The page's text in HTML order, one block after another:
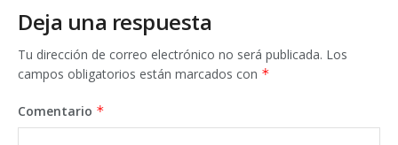
Deja una respuesta
Tu dirección de correo electrónico no será publicada. Los
campos obligatorios están marcados con *
Comentario *